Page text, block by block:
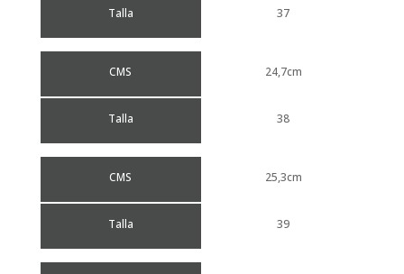
Talla 37
CMS
Talla
24,7cm
38
CMS
Talla
25,3cm
39